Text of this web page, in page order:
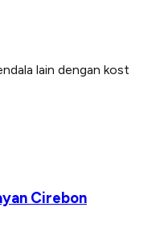
lain dengan kost
Cirebon